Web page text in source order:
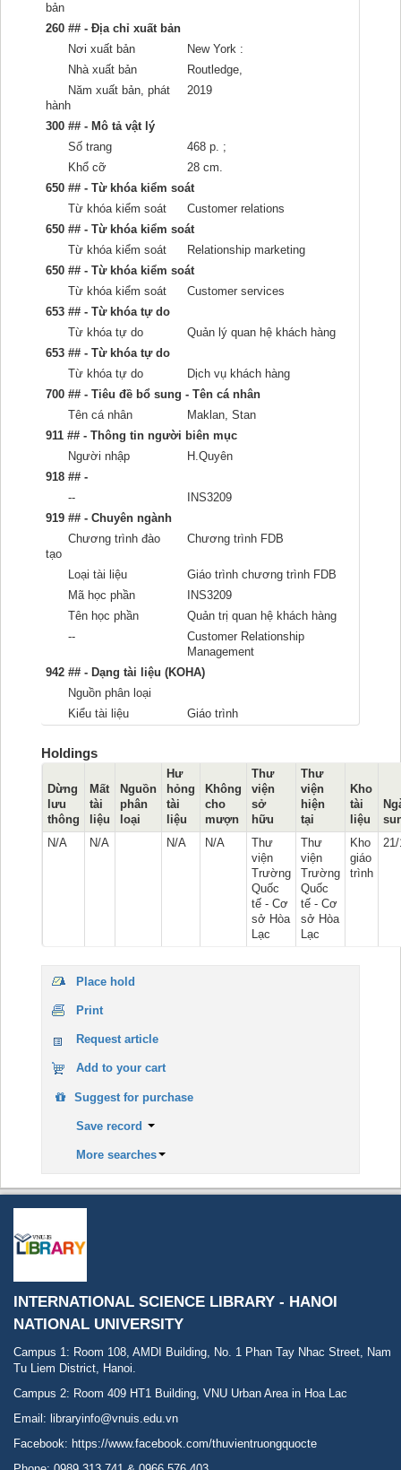
bản
260 ## - Địa chỉ xuất bản
Nơi xuất bản
New York :
Nhà xuất bản
Routledge,
Năm xuất bản, phát
hành
2019
300 ## - Mô tả vật lý
Số trang
468 p. ;
Khổ cỡ
28 cm.
650 ## - Từ khóa kiểm soát
Từ khóa kiểm soát
Customer relations
650 ## - Từ khóa kiểm soát
Từ khóa kiểm soát
Relationship marketing
650 ## - Từ khóa kiểm soát
Từ khóa kiểm soát
Customer services
653 ## - Từ khóa tự do
Từ khóa tự do
Quản lý quan hệ khách hàng
653 ## - Từ khóa tự do
Từ khóa tự do
Dịch vụ khách hàng
700 ## - Tiêu đề bổ sung - Tên cá nhân
Tên cá nhân
Maklan, Stan
911 ## - Thông tin người biên mục
Người nhập
H.Quyên
918 ## -
--
INS3209
919 ## - Chuyên ngành
Chương trình đào
tạo
Chương trình FDB
Loại tài liệu
Giáo trình chương trình FDB
Mã học phần
INS3209
Tên học phần
Quản trị quan hệ khách hàng
--
Customer Relationship
Management
942 ## - Dạng tài liệu (KOHA)
Nguồn phân loại
Kiểu tài liệu
Giáo trình
Holdings
Dừng
lưu
thông
Mất
tài
liệu
Nguồn
phân
loại
Hư
hỏng
tài
liệu
Không
cho
mượn
Thư
viện
sở
hữu
Thư
viện
hiện
tại
Kho
tài
liệu
N/A
N/A N/A N/A
Thư
viện
Trường
Quốc
tế - Cơ
sở Hòa
Lạc
Thư
viện
Trường
Quốc
tế - Cơ
sở Hòa
Lạc
Kho
giáo
trình
Place hold
Print
Request article
Add to your cart
Suggest for purchase
Save record
More searches
INTERNATIONAL SCIENCE LIBRARY - HANOI
NATIONAL UNIVERSITY
Campus 1: Room 108, AMDI Building, No. 1 Phan Tay Nhac Street, Nam
Tu Liem District, Hanoi.
Campus 2: Room 409 HT1 Building, VNU Urban Area in Hoa Lac
Email: libraryinfo@vnuis.edu.vn
Facebook: https://www.facebook.com/thuvientruongquocte